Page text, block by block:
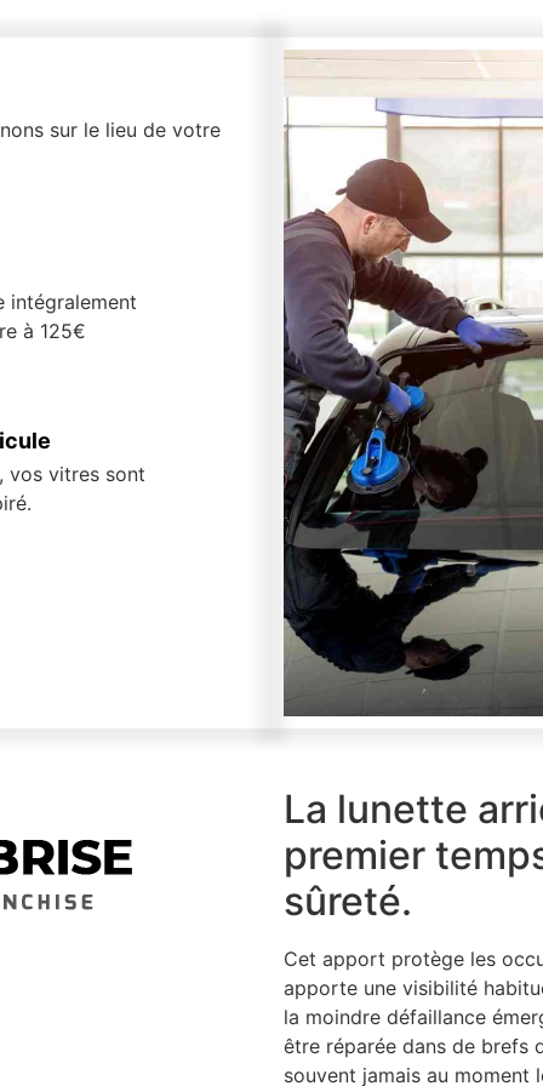
sur le lieu de votre
intégralement
à 125€
vos vitres sont
La lunette
premier
sûreté.
Cet apport protège les
apporte une visibilité
la moindre défaillance
être réparée dans de brefs
souvent jamais au moment